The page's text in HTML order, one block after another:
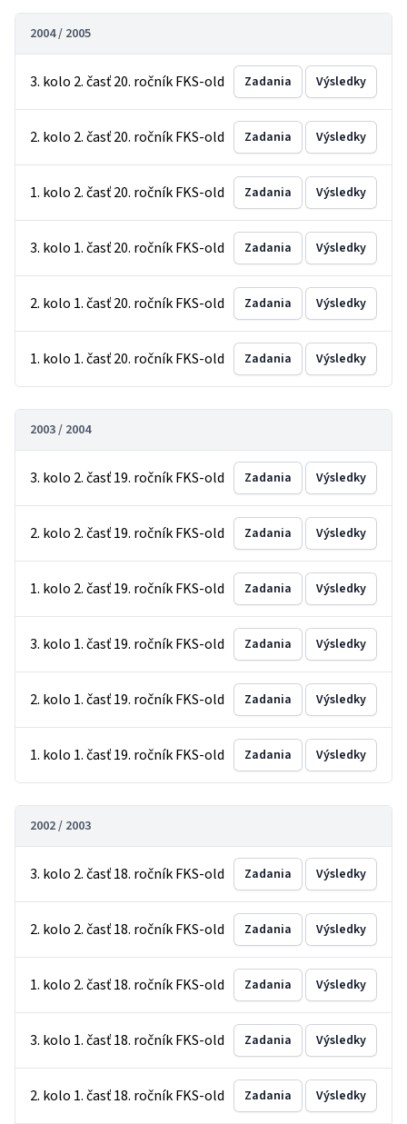
2004 / 2005
3. kolo 2. časť 20. ročník FKS-old Zadania Výsledky
2. kolo 2. časť 20. ročník FKS-old Zadania Výsledky
1. kolo 2. časť 20. ročník FKS-old Zadania Výsledky
3. kolo 1. časť 20. ročník FKS-old Zadania Výsledky
2. kolo 1. časť 20. ročník FKS-old Zadania Výsledky
1. kolo 1. časť 20. ročník FKS-old Zadania Výsledky
2003 / 2004
3. kolo 2. časť 19. ročník FKS-old Zadania Výsledky
2. kolo 2. časť 19. ročník FKS-old Zadania Výsledky
1. kolo 2. časť 19. ročník FKS-old Zadania Výsledky
3. kolo 1. časť 19. ročník FKS-old Zadania Výsledky
2. kolo 1. časť 19. ročník FKS-old Zadania Výsledky
1. kolo 1. časť 19. ročník FKS-old Zadania Výsledky
2002 / 2003
3. kolo 2. časť 18. ročník FKS-old Zadania Výsledky
2. kolo 2. časť 18. ročník FKS-old Zadania Výsledky
1. kolo 2. časť 18. ročník FKS-old Zadania Výsledky
3. kolo 1. časť 18. ročník FKS-old Zadania Výsledky
2. kolo 1. časť 18. ročník FKS-old Zadania Výsledky